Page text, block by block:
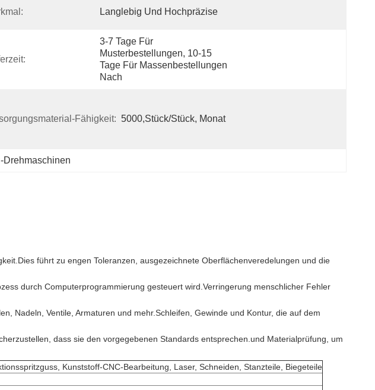
Langlebig Und Hochpräzise
3-7 Tage Für
Musterbestellungen, 10-15
Tage Für Massenbestellungen
Nach
Fähigkeit: 5000,Stück/Stück, Monat
Drehmaschinen
führt zu engen Toleranzen, ausgezeichnete Oberflächenveredelungen und die
durch Computerprogrammierung gesteuert wird.Verringerung menschlicher Fehler
Nadeln, Ventile, Armaturen und mehr.Schleifen, Gewinde und Kontur, die auf dem
dass sie den vorgegebenen Standards entsprechen.und Materialprüfung, um
Kunststoff-CNC-Bearbeitung, Laser, Schneiden, Stanzteile, Biegeteile